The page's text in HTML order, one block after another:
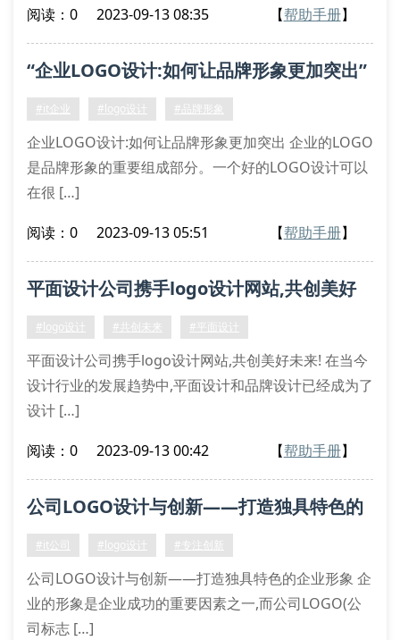
阅读：0 2023-09-13 08:35 【帮助手册】
“企业LOGO设计:如何让品牌形象更加突出”
#it企业 #logo设计 #品牌形象
企业LOGO设计:如何让品牌形象更加突出 企业的LOGO
是品牌形象的重要组成部分。一个好的LOGO设计可以
在很 […]
阅读：0 2023-09-13 05:51 【帮助手册】
平面设计公司携手logo设计网站,共创美好
未来!
#logo设计 #共创未来 #平面设计
平面设计公司携手logo设计网站,共创美好未来! 在当今
设计行业的发展趋势中,平面设计和品牌设计已经成为了
设计 […]
阅读：0 2023-09-13 00:42 【帮助手册】
公司LOGO设计与创新——打造独具特色的
企业形象
#it公司 #logo设计 #专注创新
公司LOGO设计与创新——打造独具特色的企业形象 企
业的形象是企业成功的重要因素之一,而公司LOGO(公
司标志 […]